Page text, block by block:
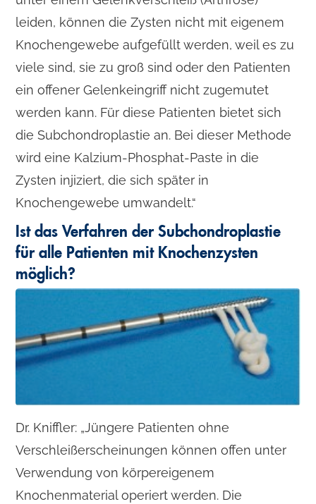
leiden, können die Zysten nicht mit eigenem
Knochengewebe aufgefüllt werden, weil es zu
viele sind, sie zu groß sind oder den Patienten
ein offener Gelenkeingriff nicht zugemutet
werden kann. Für diese Patienten bietet sich
die Subchondroplastie an. Bei dieser Methode
wird eine Kalzium-Phosphat-Paste in die
Zysten injiziert, die sich später in
Knochengewebe umwandelt.“
Ist das Verfahren der Subchondroplastie
für alle Patienten mit Knochenzysten
möglich?
Dr. Kniffler: „Jüngere Patienten ohne
Verschleißerscheinungen können offen unter
Verwendung von körpereigenem
Knochenmaterial operiert werden. Die